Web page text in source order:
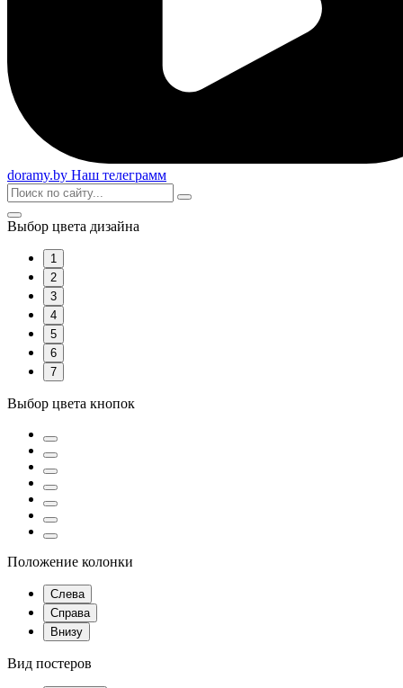
doramy.by Наш телеграмм
Выбор цвета дизайна
1
2
3
4
5
6
7
Выбор цвета кнопок
Положение колонки
Слева
Справа
Внизу
Вид постеров